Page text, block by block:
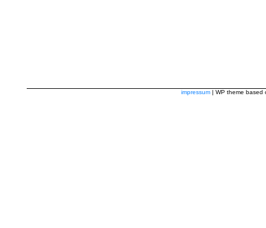
impressum | WP theme based